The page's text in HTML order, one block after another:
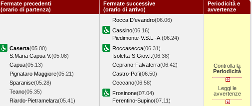
Fermate precedenti
(orario di partenza)
Fermate successive
(orario di arrivo)
Periodicità e
avvertenze
Caserta(05.00)
S.Maria Capua V.(05.08)
Capua(05.13)
Pignataro Maggiore(05.21)
Sparanise(05.28)
Teano(05.35)
Riardo-Pietramelara(05.41)
Rocca D'evandro(06.06)
Cassino(06.16)
Piedimonte-V.S.L.-A. (06.24)
Roccasecca(06.31)
Isoletta-S.Giov.I. (06.38)
Ceprano-Falvaterra(06.42)
Castro-Pofi(06.50)
Ceccano(06.58)
Frosinone(07.04)
Ferentino-Supino(07.11)
Controlla la
Periodicità
Leggi le
avvertenze